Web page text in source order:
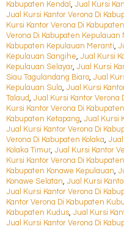
Kabupaten Kendal , Jual Kursi
Jual Kursi Kantor Verona Di
Kursi Kantor Verona Di
Verona Di Kabupaten Kepulauan
Kabupaten Kepulauan Meranti,
Kepulauan Sangihe, Jual Kursi
Kepulauan Selayar, Jual Kursi
Siau Tagulandang Biaro, Jual
Kepulauan Sula, Jual Kursi
Talaud, Jual Kursi Kantor Verona
Kursi Kantor Verona Di
Kabupaten Ketapang, Jual Kursi
Jual Kursi Kantor Verona Di
Verona Di Kabupaten Kolaka, Jual
Kolaka Timur, Jual Kursi Kantor
Kursi Kantor Verona Di
Kabupaten Konawe Kepulauan,
Konawe Selatan, Jual Kursi
Jual Kursi Kantor Verona Di
Kantor Verona Di Kabupaten
Kabupaten Kudus, Jual Kursi
Jual Kursi Kantor Verona Di